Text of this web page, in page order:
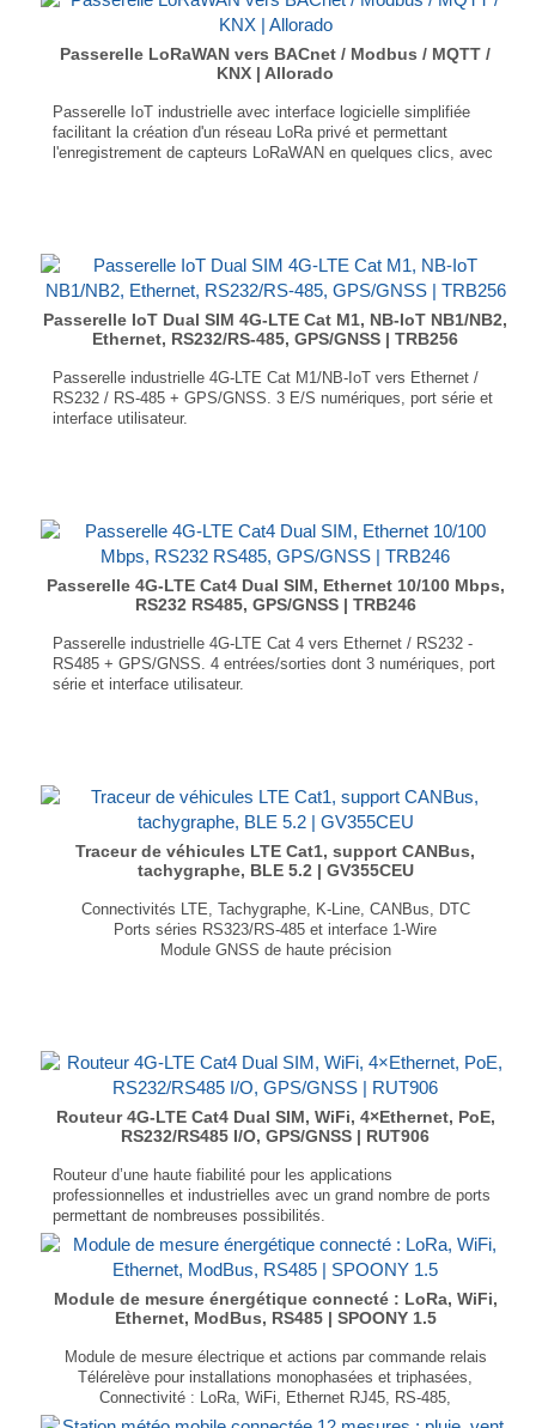
...
Passerelle LoRaWAN vers BACnet / Modbus / MQTT /
KNX | Allorado
Passerelle IoT industrielle avec interface logicielle simplifiée
facilitant la création d'un réseau LoRa privé et permettant
l'enregistrement de capteurs LoRaWAN en quelques clics, avec
Mappeur LoRa® vers KNX
2 ports Ethernet 100/1000 Mbit/s 1 port COM (RS232 / RS422 /
RS-485) Dimensions : 37 × 142 × 100 mm...
Passerelle IoT Dual SIM 4G-LTE Cat M1, NB-IoT NB1/NB2,
Ethernet, RS232/RS-485, GPS/GNSS | TRB256
Passerelle industrielle 4G-LTE Cat M1/NB-IoT vers Ethernet /
RS232 / RS-485 + GPS/GNSS. 3 E/S numériques, port série et
interface utilisateur.
Dimensions : 83 × 25 × 74.2 mm
Poids : 165g
Passerelle 4G-LTE Cat4 Dual SIM, Ethernet 10/100 Mbps,
RS232 RS485, GPS/GNSS | TRB246
Passerelle industrielle 4G-LTE Cat 4 vers Ethernet / RS232 -
RS485 + GPS/GNSS. 4 entrées/sorties dont 3 numériques, port
série et interface utilisateur.
GPS, GLONASS, BeiDou, Galileo et QZSS
Poids : 165g
Traceur de véhicules LTE Cat1, support CANBus,
tachygraphe, BLE 5.2 | GV355CEU
Connectivités LTE, Tachygraphe, K-Line, CANBus, DTC
Ports séries RS323/RS-485 et interface 1-Wire
Module GNSS de haute précision
...
Routeur 4G-LTE Cat4 Dual SIM, WiFi, 4×Ethernet, PoE,
RS232/RS485 I/O, GPS/GNSS | RUT906
Routeur d’une haute fiabilité pour les applications
professionnelles et industrielles avec un grand nombre de ports
permettant de nombreuses possibilités.
4G-LTE Cat 4, 3G, 2G
GPS, GLONASS, BeiDou, Galileo et QZSS
6 entrées/sorties digitales
2x Cartes SIM
3x SMA / 2x RP-SMA
Module de mesure énergétique connecté : LoRa, WiFi,
Ethernet, ModBus, RS485 | SPOONY 1.5
Module de mesure électrique et actions par commande relais
Télérelève pour installations monophasées et triphasées,
Connectivité : LoRa, WiFi, Ethernet RJ45, RS-485,